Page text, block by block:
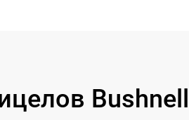
Bushnell